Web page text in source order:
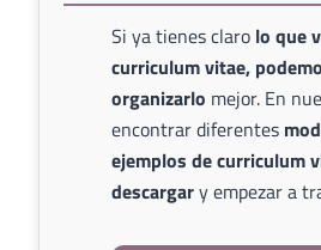
Si ya tienes claro lo que
curriculum vitae,
organizarlo mejor. En
encontrar diferentes
ejemplos de curriculum
descargary empezar a